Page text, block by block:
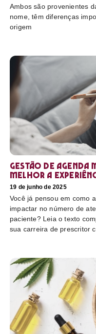
Ambos são provenientes
nome, têm diferenças
origem
Gestão de agenda
melhor a
19 de junho de 2025
Você já pensou em como
impactar no número de
paciente? Leia o texto
sua carreira de prescritor